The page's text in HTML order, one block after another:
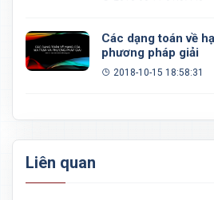
Các dạng toán về
phương pháp giải
2018-10-15 18:58:31
Liên quan